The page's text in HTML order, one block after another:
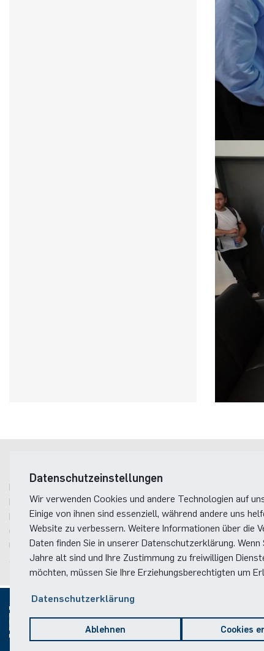
Ruhr-Universität Bochum
Fakultät für Elektrotechnik und Informationstechnik
Dekanat
Gebäude ID, Postfach11
Universitätsstraße 150
44801Bochum
Datenschutzeinstellungen
Wir verwenden Cookies und andere Technologien auf
Einige von ihnen sind essenziell, während andere uns
Website zu verbessern. Weitere Informationen über die
Daten finden Sie in unserer Datenschutzerklärung. Wenn
Jahre alt sind und Ihre Zustimmung zu freiwilligen
möchten, müssen Sie Ihre Erziehungsberechtigten um
Datenschutzerklärung
Ablehnen Cookies